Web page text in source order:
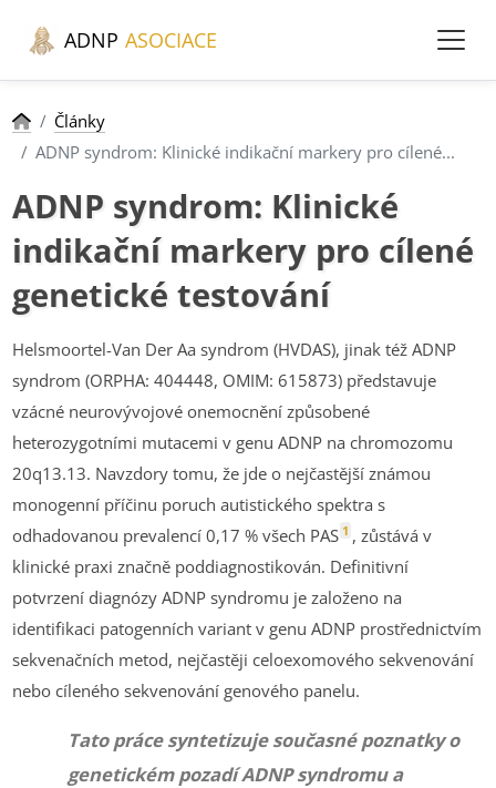
ADNP ASOCIACE
Články
ADNP syndrom: Klinické indikační markery pro cílené...
ADNP syndrom: Klinické
indikační markery pro cílené
genetické testování
Helsmoortel-Van Der Aa syndrom (HVDAS), jinak též ADNP
syndrom (ORPHA: 404448, OMIM: 615873) představuje
vzácné neurovývojové onemocnění způsobené
heterozygotními mutacemi v genu ADNP na chromozomu
20q13.13. Navzdory tomu, že jde o nejčastější známou
monogenní příčinu poruch autistického spektra s
odhadovanou prevalencí 0,17 % všech PAS 1 , zůstává v
klinické praxi značně poddiagnostikován. Definitivní
potvrzení diagnózy ADNP syndromu je založeno na
identifikaci patogenních variant v genu ADNP prostřednictvím
sekvenačních metod, nejčastěji celoexomového sekvenování
nebo cíleného sekvenování genového panelu.
Tato práce syntetizuje současné poznatky o
genetickém pozadí ADNP syndromu a